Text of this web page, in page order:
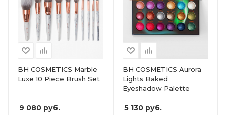
BH COSMETICS Marble
Luxe 10 Piece Brush Set
9 080 руб.
BH COSMETICS Aurora
Lights Baked
Eyeshadow Palette
5 130руб.